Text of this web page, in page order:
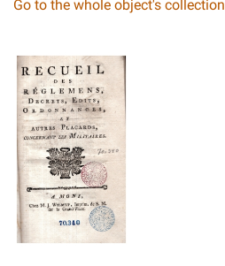
Go to the whole object's collection